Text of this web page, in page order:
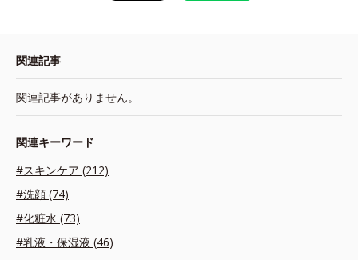
関連記事
関連記事がありません。
関連キーワード
#スキンケア (212)
#洗顔 (74)
#化粧水 (73)
#乳液・保湿液 (46)